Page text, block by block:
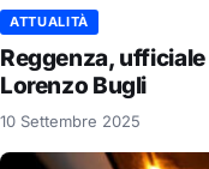
ATTUALITÀ
Reggenza,
Lorenzo Bugli
10 Settembre 2025